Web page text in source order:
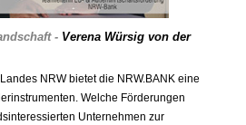
- Verena Würsig von der
NRW bietet die NRW.BANK eine
Welche Förderungen
Unternehmen zur